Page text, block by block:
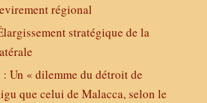
régional
stratégique de la
Un « dilemme du détroit de
que celui de Malacca, selon le